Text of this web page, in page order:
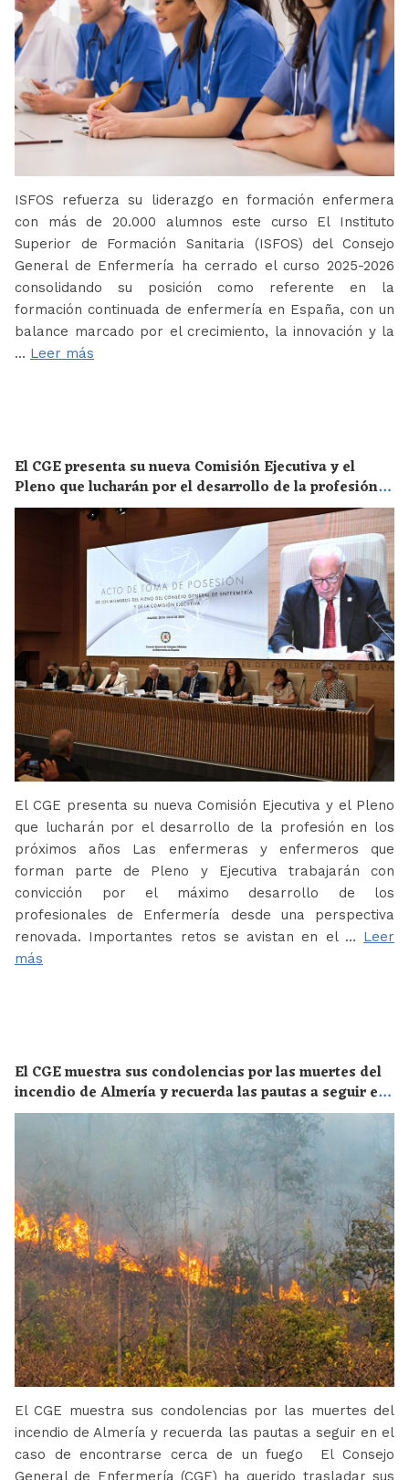
ISFOS refuerza su liderazgo en formación enfermera
con más de 20.000 alumnos este curso El Instituto
Superior de Formación Sanitaria (ISFOS) del Consejo
General de Enfermería ha cerrado el curso 2025-2026
consolidando su posición como referente en la
formación continuada de enfermería en España, con un
balance marcado por el crecimiento, la innovación y la
… Leer más
El CGE presenta su nueva Comisión Ejecutiva y el
Pleno que lucharán por el desarrollo de la profesión
en los próximos años
El CGE presenta su nueva Comisión Ejecutiva y el Pleno
que lucharán por el desarrollo de la profesión en los
próximos años Las enfermeras y enfermeros que
forman parte de Pleno y Ejecutiva trabajarán con
convicción por el máximo desarrollo de los
profesionales de Enfermería desde una perspectiva
renovada. Importantes retos se avistan en el … Leer
más
El CGE muestra sus condolencias por las muertes del
incendio de Almería y recuerda las pautas a seguir en
el caso de encontrarse cerca de un fuego
El CGE muestra sus condolencias por las muertes del
incendio de Almería y recuerda las pautas a seguir en el
caso de encontrarse cerca de un fuego El Consejo
General de Enfermería (CGE) ha querido trasladar sus